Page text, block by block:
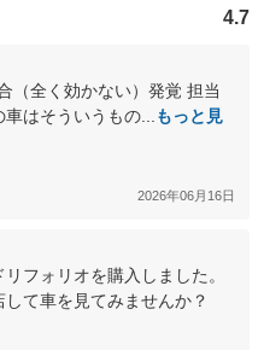
4.7
全く効かない）発覚 担当
はそういうもの...
もっと見
2026年06月16日
フォリオを購入しました。
て車を見てみませんか？